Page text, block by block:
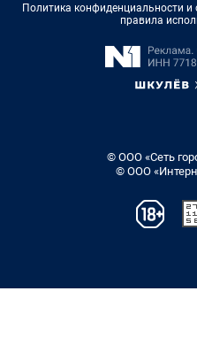
Политика конфиденциальности
правила
© ООО «Сеть
© ООО